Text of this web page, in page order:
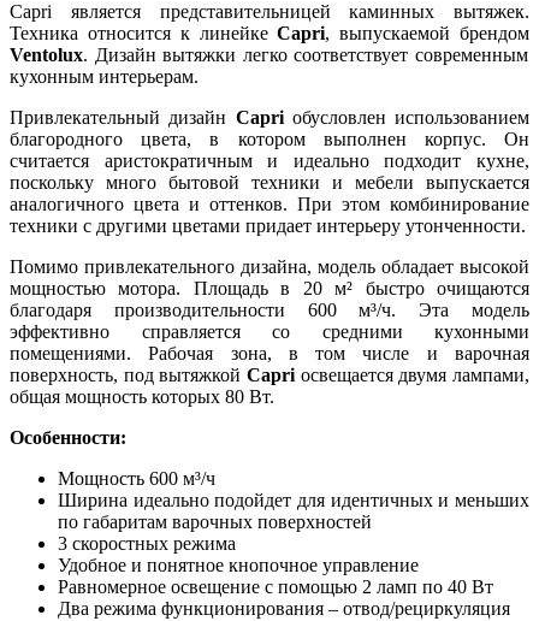
Capri является представительницей каминных вытяжек.
Техника относится к линейкеCapri, выпускаемой брендом
Ventolux. Дизайн вытяжки легко соответствует современным
кухонным интерьерам.
Привлекательный дизайн Capriобусловлен использованием
благородного цвета, в котором выполнен корпус. Он
считается аристократичным и идеально подходит кухне,
поскольку много бытовой техники и мебели выпускается
аналогичного цвета и оттенков. При этом комбинирование
техники с другими цветами придает интерьеру утонченности.
Помимо привлекательного дизайна, модель обладает высокой
мощностью мотора. Площадь в 20 м² быстро очищаются
благодаря производительности 600 м³/ч. Эта модель
эффективно справляется со средними кухонными
помещениями. Рабочая зона, в том числе и варочная
поверхность, под вытяжкой Capri освещается двумя лампами,
общая мощность которых 80 Вт.
Особенности:
Мощность 600 м³/ч
Ширина идеально подойдет для идентичных и меньших
по габаритам варочных поверхностей
3 скоростных режима
Удобное и понятное кнопочное управление
Равномерное освещение с помощью 2 ламп по 40 Вт
Два режима функционирования – отвод/рециркуляция